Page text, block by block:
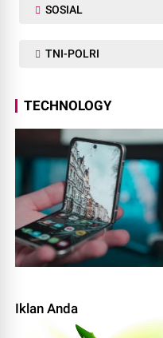
SOSIAL
TNI-POLRI
TECHNOLOGY
Iklan Anda